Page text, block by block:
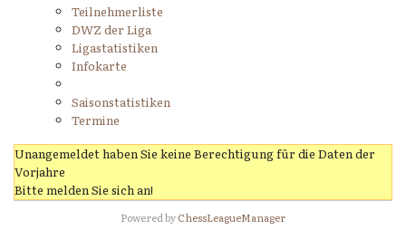
Teilnehmerliste
DWZ der Liga
Ligastatistiken
Infokarte
Saisonstatistiken
Termine
Unangemeldet haben Sie keine Berechtigung für die Daten der
Vorjahre
Bitte melden Sie sich an!
Powered byChessLeagueManager